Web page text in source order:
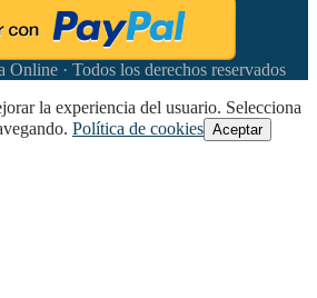
· Todos los derechos reservados
Política de cookies Aceptar